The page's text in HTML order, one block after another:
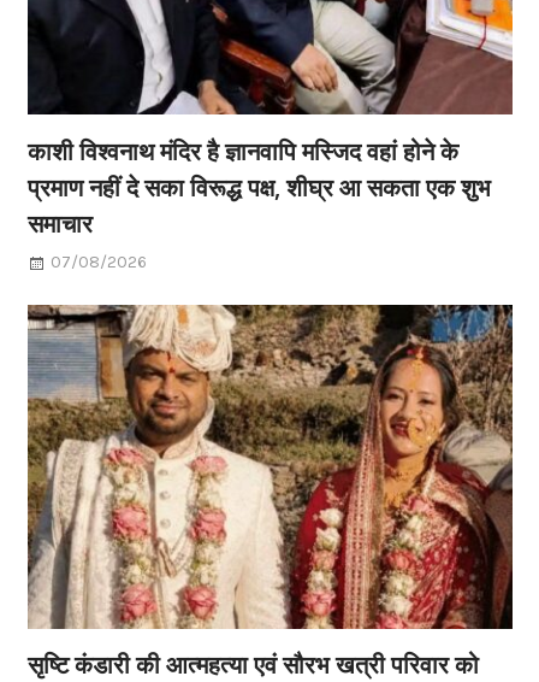
काशी विश्वनाथ मंदिर है ज्ञानवापि मस्जिद वहां होने के
प्रमाण नहीं दे सका विरूद्ध पक्ष, शीघ्र आ सकता एक शुभ
समाचार
07/08/2026
सृष्टि कंडारी की आत्महत्या एवं सौरभ खत्री परिवार को